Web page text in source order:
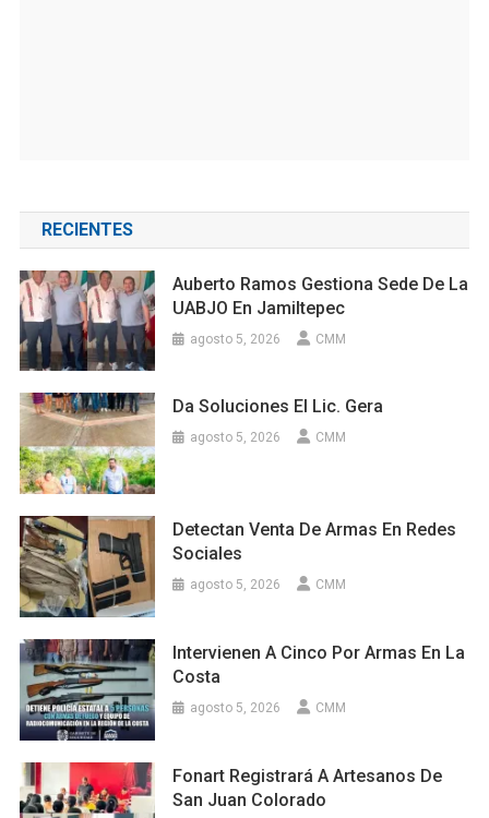
RECIENTES
Auberto Ramos Gestiona Sede De La
UABJO En Jamiltepec
agosto 5, 2026 CMM
Da Soluciones El Lic. Gera
agosto 5, 2026 CMM
Detectan Venta De Armas En Redes
Sociales
agosto 5, 2026 CMM
Intervienen A Cinco Por Armas En La
Costa
agosto 5, 2026 CMM
Fonart Registrará A Artesanos De
San Juan Colorado